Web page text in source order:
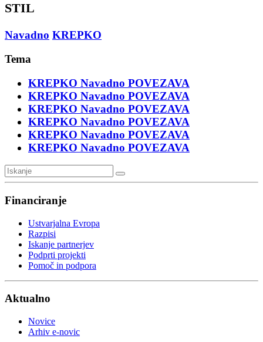
STIL
Navadno KREPKO
Tema
KREPKO Navadno POVEZAVA
KREPKO Navadno POVEZAVA
KREPKO Navadno POVEZAVA
KREPKO Navadno POVEZAVA
KREPKO Navadno POVEZAVA
KREPKO Navadno POVEZAVA
Financiranje
Ustvarjalna Evropa
Razpisi
Iskanje partnerjev
Podprti projekti
Pomoč in podpora
Aktualno
Novice
Arhiv e-novic